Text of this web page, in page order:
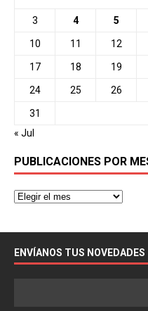
3 4 5
10 11 12
17 18 19
24 25 26
31
« Jul
PUBLICACIONES POR
ENVÍANOS TUS NOVEDADES